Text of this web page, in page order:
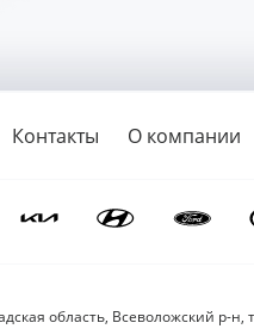
Контакты О компании
область, Всеволожский р-н,